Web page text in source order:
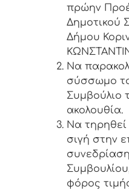
πρώην
Δημοτικού
Δήμου
Να
σύσσωμο
Συμβούλιο
ακολουθία.
Να τηρηθεί
σιγή στην
φόρος